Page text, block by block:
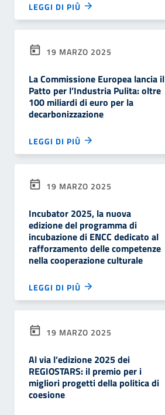
LEGGI DI PIÙ
19 MARZO 2025
La Commissione Europea lancia il
Patto per l’Industria Pulita: oltre
100 miliardi di euro per la
decarbonizzazione
LEGGI DI PIÙ
19 MARZO 2025
Incubator 2025, la nuova
edizione del programma di
incubazione di ENCC dedicato al
rafforzamento delle competenze
nella cooperazione culturale
LEGGI DI PIÙ
19 MARZO 2025
Al via l’edizione 2025 dei
REGIOSTARS: il premio per i
migliori progetti della politica di
coesione